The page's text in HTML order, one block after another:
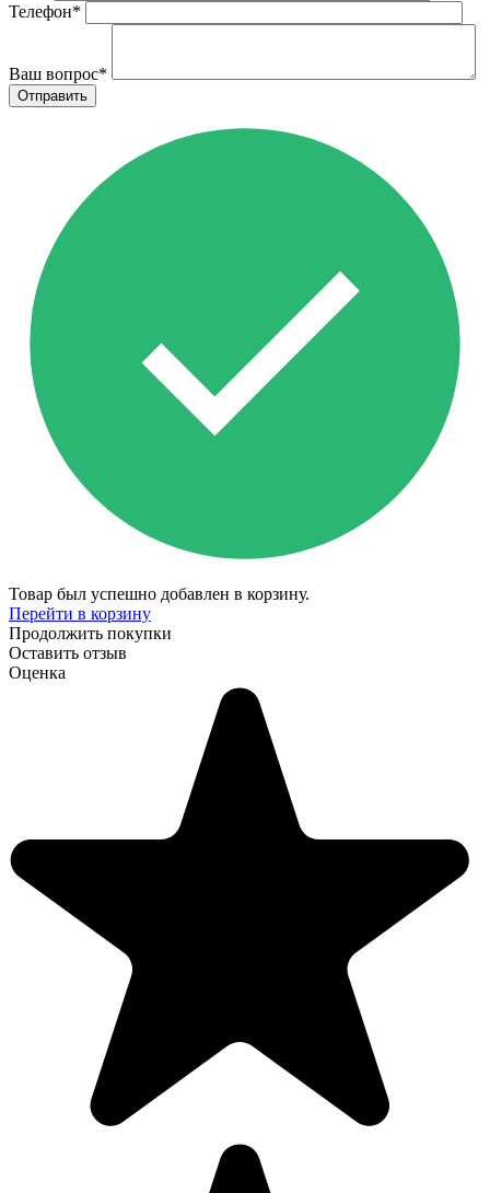
Телефон*
Ваш вопрос*
Товар был успешно добавлен в корзину.
Перейти в корзину
Продолжить покупки
Оставить отзыв
Оценка